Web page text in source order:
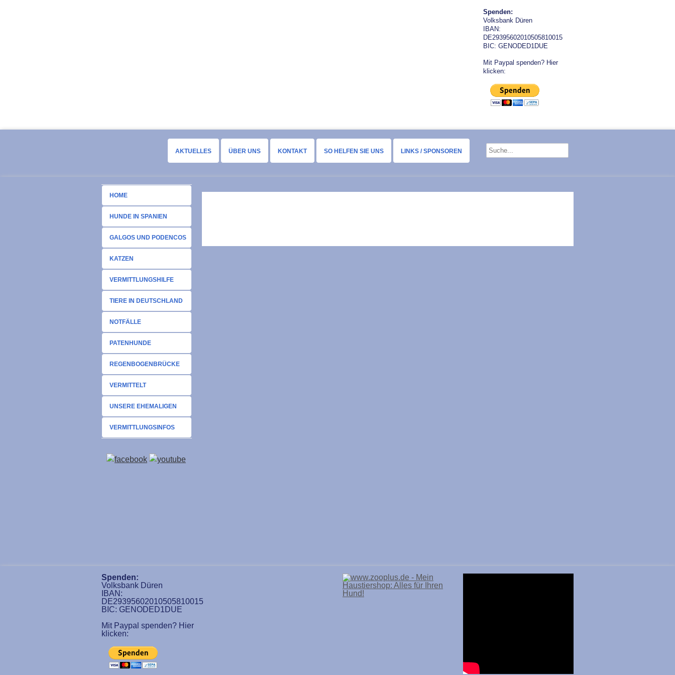
Spenden:
Volksbank Düren
IBAN:
DE29395602010505810015
BIC: GENODED1DUE
Mit Paypal spenden? Hier
klicken:
AKTUELLES ÜBER UNS KONTAKT SO HELFEN SIE UNS LINKS / SPONSOREN
HOME
HUNDE IN SPANIEN
GALGOS UND PODENCOS
KATZEN
VERMITTLUNGSHILFE
TIERE IN DEUTSCHLAND
NOTFÄLLE
PATENHUNDE
REGENBOGENBRÜCKE
VERMITTELT
UNSERE EHEMALIGEN
VERMITTLUNGSINFOS
Spenden:
Volksbank Düren
IBAN:
DE29395602010505810015
BIC: GENODED1DUE
Mit Paypal spenden? Hier
klicken: